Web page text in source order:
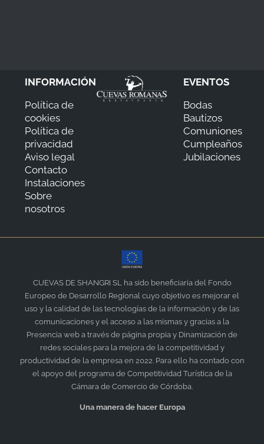
INFORMACIÓN
Política de
cookies
Política de
privacidad
Aviso legal
Contacto
Instalaciones
Sobre
nosotros
EVENTOS
Bodas
Bautizos
Comuniones
Cumpleaños
Jubilaciones
CUEVAS DE SHANGRI SL ha sido beneficiaria del Fondo
Europeo de Desarrollo Regional cuyo objetivo es mejorar el
uso y la calidad de las tecnologías de la información y de las
comunicaciones y el acceso a las mismas y gracias a la
Presencia web a través de página propia y Dinamización de
redes sociales para la mejora de la competitividad y
productividad de la empresa en 2022. Para ello ha contado con
el apoyo del programa de Competitividad Turística de la
Cámara de Comercio de Córdoba.
Una manera de hacer Europa